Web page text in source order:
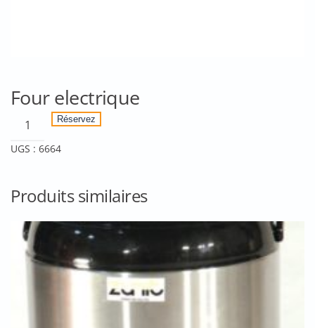
Four electrique
quantité
Four
Réservez
UGS : 6664
Produits similaires